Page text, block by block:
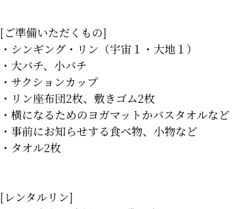
[ご準備いただくもの]
・シンギング・リン（宇宙１・大地１）
・大バチ、小バチ
・サクションカップ
・リン座布団2枚、敷きゴム2枚
・横になるためのヨガマットかバスタオルなど
・事前にお知らせする食べ物、小物など
・タオル2枚
[レンタルリン]